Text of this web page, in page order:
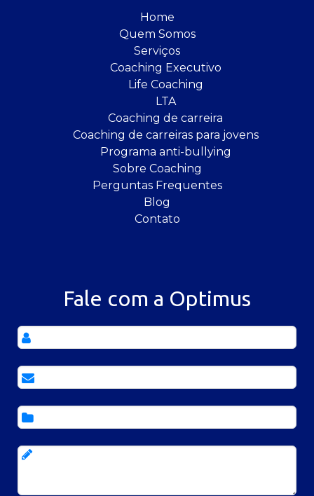
Home
Quem Somos
Serviços
Coaching Executivo
Life Coaching
LTA
Coaching de carreira
Coaching de carreiras para jovens
Programa anti-bullying
Sobre Coaching
Perguntas Frequentes
Blog
Contato
Fale com a Optimus